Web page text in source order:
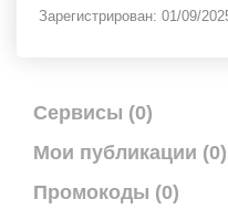
Зарегистрирован: 01/09/
Сервисы (0)
Мои публикации (0)
Промокоды (0)